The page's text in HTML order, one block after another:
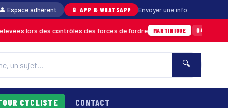
Espace adhérent 📱 APP & WHATSAPP Envoyer une info
des contrôles des forces de l’ordre MARTINIQUE 04/08 · 11h06
🔍
CYCLISTE CONTACT